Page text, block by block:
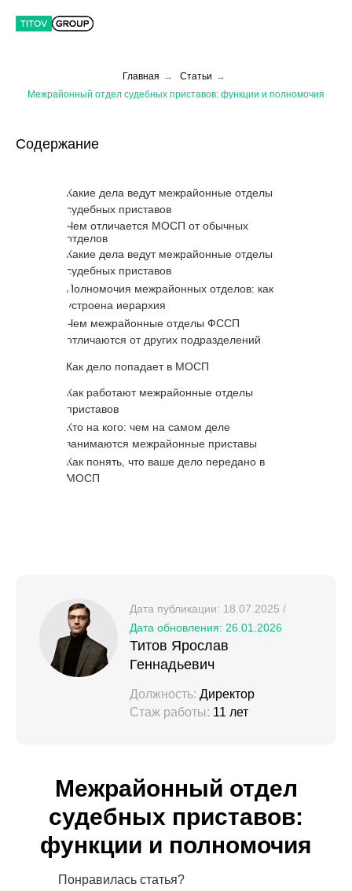
Главная → Статьи →
Межрайонный отдел судебных приставов: функции и полномочия
Содержание
Какие дела ведут межрайонные отделы
судебных приставов
Чем отличается МОСП от обычных
отделов
Какие дела ведут межрайонные отделы
судебных приставов
Полномочия межрайонных отделов: как
устроена иерархия
Чем межрайонные отделы ФССП
отличаются от других подразделений
Как дело попадает в МОСП
Как работают межрайонные отделы
приставов
Кто на кого: чем на самом деле
занимаются межрайонные приставы
Как понять, что ваше дело передано в
МОСП
Дата публикации: 18.07.2025 /
Дата обновления: 26.01.2026
Титов Ярослав
Геннадьевич
Должность: Директор
Стаж работы: 11 лет
Межрайонный отдел
судебных приставов:
функции и полномочия
Понравилась статья?